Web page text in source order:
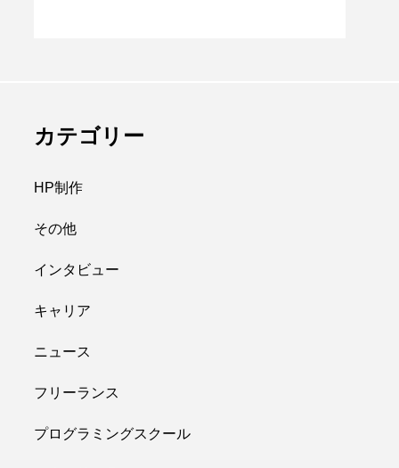
カテゴリー
HP制作
その他
インタビュー
キャリア
ニュース
フリーランス
プログラミングスクール